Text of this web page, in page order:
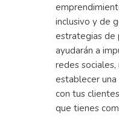
inclusivo y de
estrategias de
ayudarán a
redes
establecer
con tus
que tienes